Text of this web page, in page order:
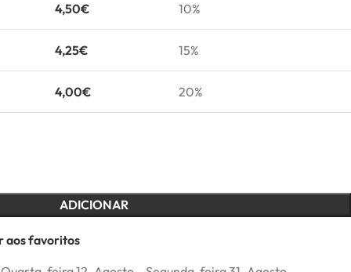
4,50€ 10%
4,25€ 15%
4,00€ 20%
ADICIONAR
aos favoritos